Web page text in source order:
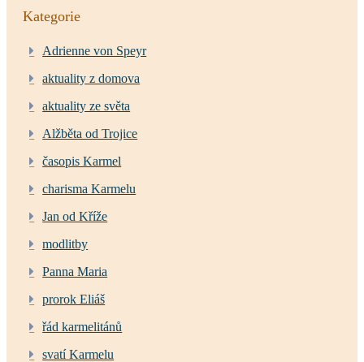
Kategorie
Adrienne von Speyr
aktuality z domova
aktuality ze světa
Alžběta od Trojice
časopis Karmel
charisma Karmelu
Jan od Kříže
modlitby
Panna Maria
prorok Eliáš
řád karmelitánů
svatí Karmelu